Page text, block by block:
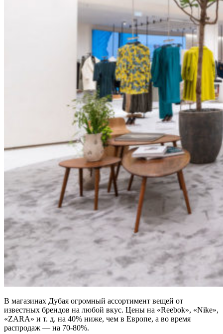
В магазинах Дубая огромный ассортимент вещей от
известных брендов на любой вкус. Цены на «Reebok», «Nike»,
«ZARA» и т. д. на 40% ниже, чем в Европе, а во время
распродаж — на 70-80%.